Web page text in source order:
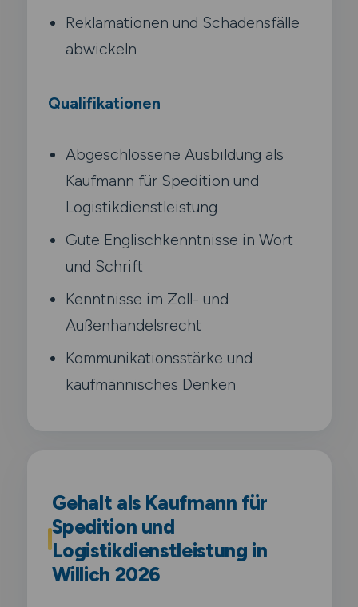
Reklamationen und Schadensfälle
abwickeln
Qualifikationen
Abgeschlossene Ausbildung als
Kaufmann für Spedition und
Logistikdienstleistung
Gute Englischkenntnisse in Wort
und Schrift
Kenntnisse im Zoll- und
Außenhandelsrecht
Kommunikationsstärke und
kaufmännisches Denken
Gehalt als Kaufmann für
Spedition und
Logistikdienstleistung in
Willich 2026